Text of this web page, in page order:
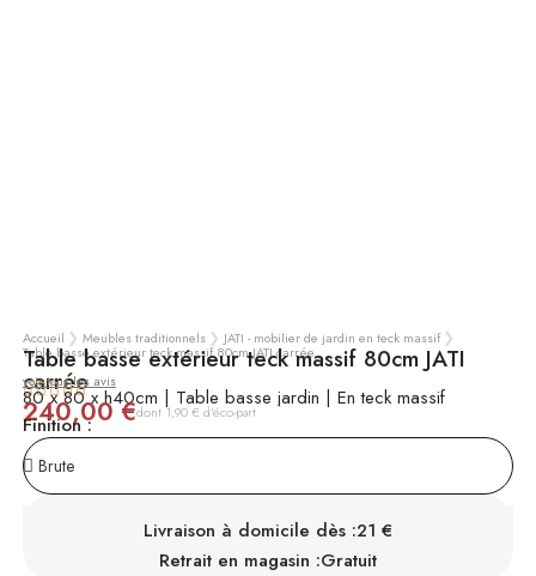
Accueil Meubles traditionnels JATI - mobilier de jardin en teck massif
Table basse extérieur teck massif 80cm JATI carrée
Table basse extérieur teck massif 80cm JATI
carrée

voir tous les avis
80 x 80 x h40cm | Table basse jardin | En teck massif
240,00 €dont 1,90 € d'éco-partTTC
Finition :
SUR COMMANDE
Chez vous sous 4 à 6 mois
Livraison à domicile dès :21 €
Retrait en magasin :Gratuit